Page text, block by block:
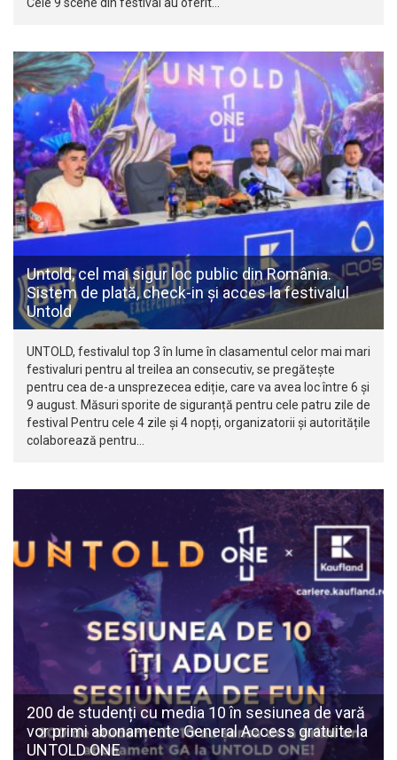
Untold, cel mai sigur loc public din România.
Sistem de plată, check-in și acces la festivalul
Untold
UNTOLD, festivalul top 3 în lume în clasamentul celor mai mari
festivaluri pentru al treilea an consecutiv, se pregătește
pentru cea de-a unsprezecea ediție, care va avea loc între 6 și
9 august. Măsuri sporite de siguranță pentru cele patru zile de
festival Pentru cele 4 zile și 4 nopți, organizatorii și autoritățile
colaborează pentru…
200 de studenți cu media 10 în sesiunea de vară
vor primi abonamente General Access gratuite la
UNTOLD ONE